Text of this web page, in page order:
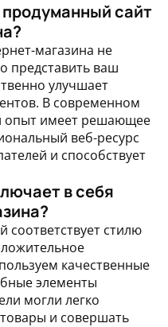
сайт
магазина не
представить ваш
улучшает
В современном
опыт имеет решающее
веб-ресурс
и способствует
в себя
стилю
качественные
элементы
могли легко
и совершать